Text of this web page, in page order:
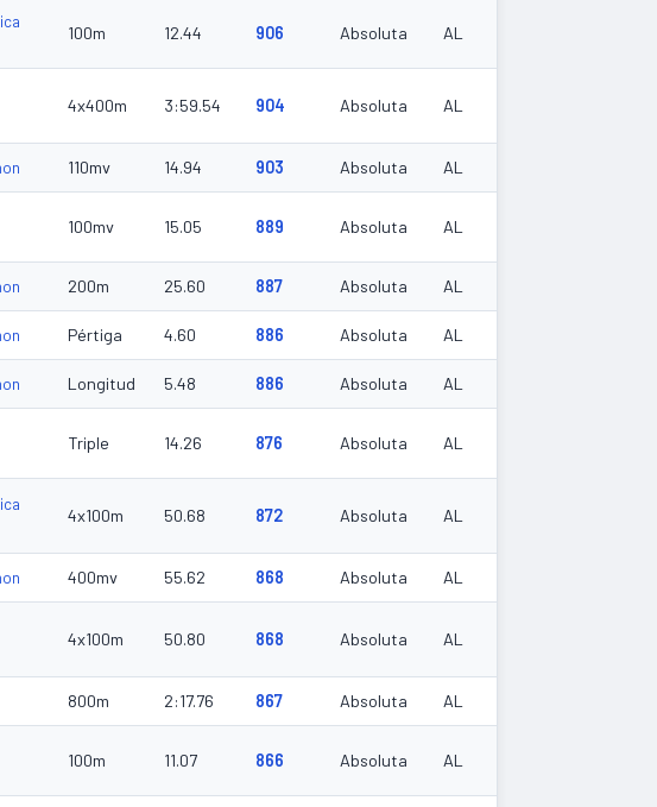
100m 12.44 906 Absoluta AL
4x400m 3:59.54 904 Absoluta AL
110mv 14.94 903 Absoluta AL
100mv 15.05 889 Absoluta AL
200m 25.60 887 Absoluta AL
Pértiga 4.60 886 Absoluta AL
Longitud 5.48 886 Absoluta AL
Triple 14.26 876 Absoluta AL
4x100m 50.68 872 Absoluta AL
400mv 55.62 868 Absoluta AL
4x100m 50.80 868 Absoluta AL
800m 2:17.76 867 Absoluta AL
100m 11.07 866 Absoluta AL